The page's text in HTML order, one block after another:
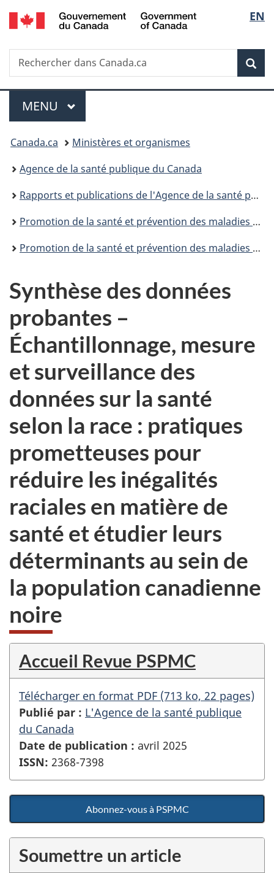
Passer
au
principal
Passer
à
Au
du
Passer
à
version
simplifiée
de
la
EN
Recherche
Rechercher
dans
Menu
MENU PRINCIPAL
Vous
êtes
ici :
Canada.ca
Ministères et organismes
Agence de la santé publique du Canada
Rapports et publications de l'Agence de la santé publique du Canada
Promotion de la santé et prévention des maladies chroniques au Canada : Recherche, politiques et pratiques
Promotion de la santé et prévention des maladies chroniques au Canada, volume 45, no 4, avril 2025
Synthèse des données
probantes –
Échantillonnage, mesure
et surveillance des
données sur la santé
selon la race : pratiques
prometteuses pour
réduire les inégalités
raciales en matière de
santé et étudier leurs
déterminants au sein de
la population canadienne
noire
Accueil Revue PSPMC
Télécharger en format PDF (713 ko, 22 pages)
Publié par : L'Agence de la santé publique
du Canada
Date de publication : avril 2025
ISSN: 2368-7398
Abonnez-vous à PSPMC
Soumettre un article